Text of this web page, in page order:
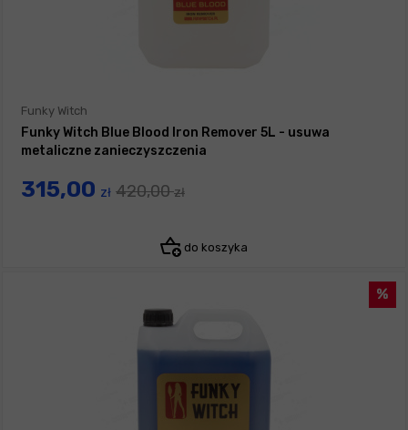
Funky Witch
Funky Witch Blue Blood Iron Remover 5L - usuwa
metaliczne zanieczyszczenia
315,00 zł 420,00zł
do koszyka